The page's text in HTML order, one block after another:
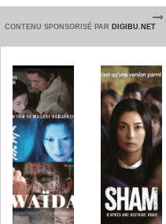
CONTENU SPONSORISÉ PAR DIGIBU.NET